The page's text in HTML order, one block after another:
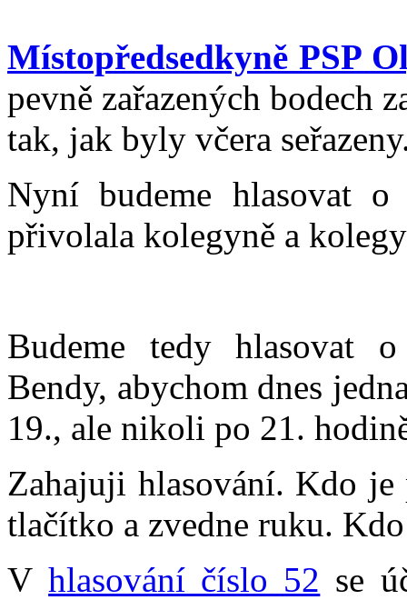
Místopředsedkyně PSP
pevně zařazených bodech
tak, jak byly včera
Nyní budeme hlasovat o
přivolala kolegyně a
Budeme tedy hlasovat
Bendy, abychom dnes
19., ale nikoli po 21.
Zahajuji hlasování. Kdo je
tlačítko a zvedne ruku.
Vhlasování číslo 52 se